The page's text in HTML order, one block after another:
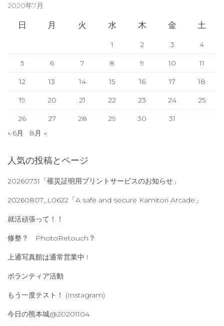
2020年7月
日 月 火 水 木 金 土
1 2 3 4
5 6 7 8 9 10 11
12 13 14 15 16 17 18
19 20 21 22 23 24 25
26 27 28 29 30
31
« 6月
8月 »
人気の投稿とページ
20260731「罹災証明用プリントサービスのお知らせ」
20260807_L0622「A safe and secure Kamitori Arcade」
就活頑張って！！
修整？ PhotoRetouch？
上通写真館は通常営業中 !
ボランティア活動
もう一度テスト！ (Instagram)
今日の熊本城@20201104